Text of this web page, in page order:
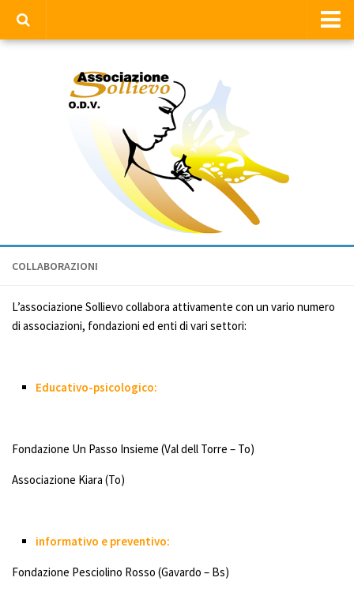
Chi siamo
Servizi offerti
Chi siamo
Storia
News
Eventi & Spettacoli
Testimonianze
Galleria
COLLABORAZIONI
L’associazione Sollievo collabora attivamente con un vario numero
di associazioni, fondazioni ed enti di vari settori:
Educativo-psicologico:
Fondazione Un Passo Insieme (Val dell Torre – To)
Associazione Kiara (To)
informativo e preventivo:
Fondazione Pesciolino Rosso (Gavardo – Bs)